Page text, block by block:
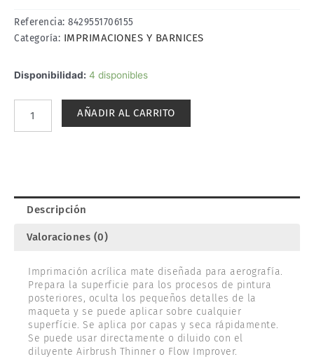
Referencia: 8429551706155
Categoría: IMPRIMACIONES Y BARNICES
Disponibilidad: 4 disponibles
IMPRIMACIÓN
CLARO
AÑADIR AL CARRITO
Descripción
Valoraciones (0)
Imprimación acrílica mate diseñada para aerografía.
Prepara la superficie para los procesos de pintura
posteriores, oculta los pequeños detalles de la
maqueta y se puede aplicar sobre cualquier
superfície. Se aplica por capas y seca rápidamente.
Se puede usar directamente o diluido con el
diluyente Airbrush Thinner o Flow Improver.